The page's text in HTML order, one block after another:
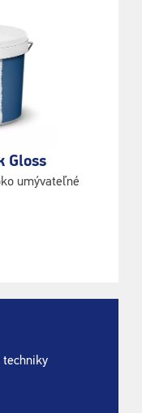
Gloss
umývateľné
techniky